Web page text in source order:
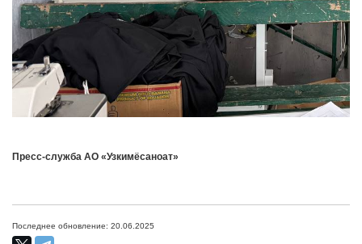
Пресс-служба АО «Узкимёсаноат»
Последнее обновление: 20.06.2025